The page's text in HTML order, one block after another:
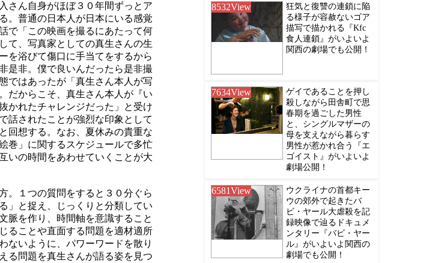
さん自身がほぼ３０年間ずっとア
。普通の日本人が日本にいる感覚
で「この映画を撮るにあたって何
て、写真家としての真生さんの生
を浴びて傷口に手当てをするから
是非。僕で良いんだったら是非撮
ではあったが「真生さん本人が写
だからこそ、真生さん本人が『い
かれたチャレンジだった」と受け
話されたことが強烈な印象として
回想する。なお、夏休みの貴重な
巻」に関するスケジュールで多忙
いの時間をあわせていくことが大
。１つの質問をすると３０分ぐら
」と捉え、じっくりと分類してい
脈を作り、時間軸を意識すること
ることや直面する問題を適材適所
ないように、パワーワードを散り
る問題を真生さんが語る姿を見つ
8532View
狂気と復讐の連鎖に陥
る様子が容赦ないゴア
描写で描かれる『Kfc
食人連鎖』がいよいよ
関西の劇場でも公開！
7634View
ゲイであることを押し
殺しながら田舎町で思
春期を過ごした男性
と、シングルマザーの
母を支えながら暮らす
男性が惹かれ合う『エ
ゴイスト』がいよいよ
劇場公開！
6581View
ウクライナの首都キー
ウの郊外で起きたバ
ビ・ヤール大虐殺を記
録映像で辿るドキュメ
ンタリー『バビ・ヤー
ル』がいよいよ関西の
劇場でも公開！